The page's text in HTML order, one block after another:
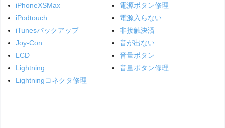
iPhoneXSMax
iPodtouch
iTunesバックアップ
Joy-Con
LCD
Lightning
Lightningコネクタ修理
電源ボタン修理
電源入らない
非接触決済
音が出ない
音量ボタン
音量ボタン修理